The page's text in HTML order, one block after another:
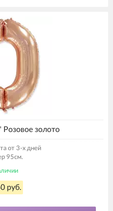
золото
от 3-х дней
95см.
руб.